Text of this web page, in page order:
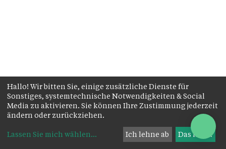
Hallo! Wir bitten Sie, einige zusätzliche Dienste für
Sonstiges, systemtechnische Notwendigkeiten & Social
Media zu aktivieren. Sie können Ihre Zustimmung jederzeit
ändern oder zurückziehen.
Lassen Sie mich wählen... Ich lehne ab Das ist ok